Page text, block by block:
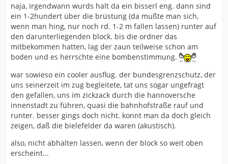
naja, irgendwann wurds halt da ein bisserl eng. dann sind
ein 1-2hundert über die brüstung (da mußte man sich,
wenn man hing, nur noch rd. 1-2 m fallen lassen) runter auf
den darunterliegenden block. bis die ordner das
mitbekommen hatten, lag der zaun teilweise schon am
boden und es herrschte eine bombenstimmung.
war sowieso ein cooler ausflug. der bundesgrenzschutz, der
uns seinerzeit im zug begleitete, tat uns sogar ungefragt
den gefallen, uns im zickzack durch die hannoversche
innenstadt zu führen, quasi die bahnhofstraße rauf und
runter. besser gings doch nicht. konnt man da doch gleich
zeigen, daß die bielefelder da waren (akustisch).
also, nicht abhalten lassen, wenn der block so weit oben
erscheint...